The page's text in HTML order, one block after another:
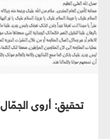
تحقيق: أروى الجمّال